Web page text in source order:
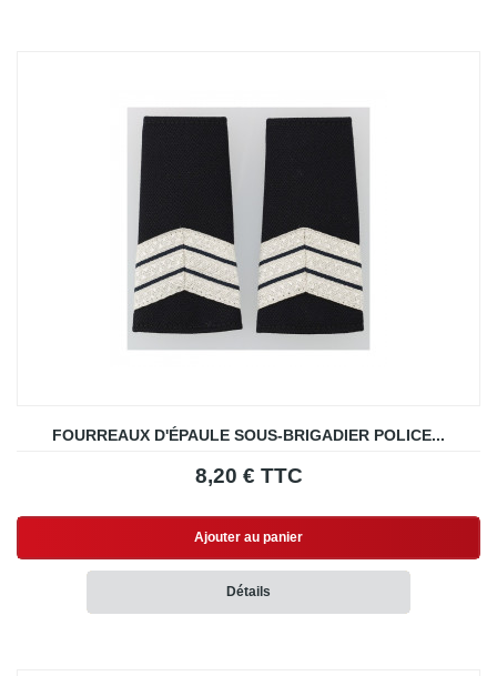
FOURREAUX D'ÉPAULE SOUS-BRIGADIER POLICE...
8,20 € TTC
Ajouter au panier
Détails